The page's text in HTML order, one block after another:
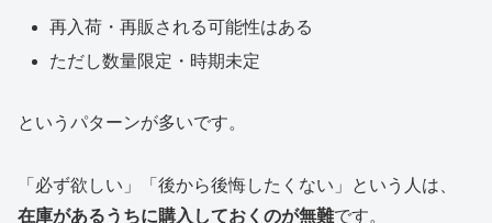
再入荷・再販される可能性はある
ただし数量限定・時期未定
というパターンが多いです。
「必ず欲しい」「後から後悔したくない」という人は、
在庫があるうちに購入しておくのが無難です。